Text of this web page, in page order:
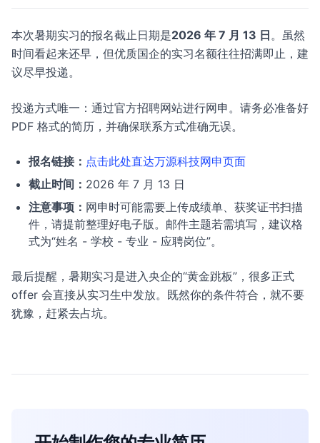
本次暑期实习的报名截止日期是2026 年 7 月 13 日。虽然
时间看起来还早，但优质国企的实习名额往往招满即止，建
议尽早投递。
投递方式唯一：通过官方招聘网站进行网申。请务必准备好
PDF 格式的简历，并确保联系方式准确无误。
报名链接： 点击此处直达万源科技网申页面
截止时间： 2026 年 7 月 13 日
注意事项： 网申时可能需要上传成绩单、获奖证书扫描
件，请提前整理好电子版。邮件主题若需填写，建议格
式为“姓名 - 学校 - 专业 - 应聘岗位”。
最后提醒，暑期实习是进入央企的“黄金跳板”，很多正式
offer 会直接从实习生中发放。既然你的条件符合，就不要
犹豫，赶紧去占坑。